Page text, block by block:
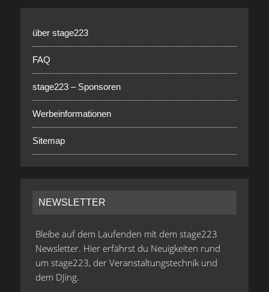
über stage223
FAQ
stage223 – Sponsoren
Werbeinformationen
Sitemap
NEWSLETTER
Bleibe auf dem Laufenden mit dem stage223
Newsletter. Hier erfährst du Neuigkeiten rund
um stage223, der Veranstaltungstechnik und
dem DJing.